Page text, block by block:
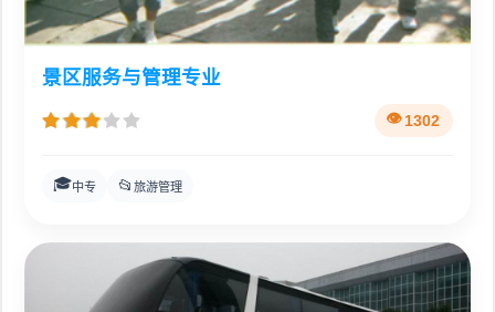
景区服务与管理专业
1302
🎓中专 📂 旅游管理